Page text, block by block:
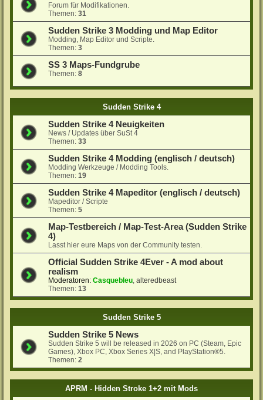
Forum für Modifikationen.
Themen:31
Sudden Strike 3 Modding und Map Editor
Modding, Map Editor und Scripte.
Themen:3
SS 3 Maps-Fundgrube
Themen:8
Sudden Strike 4
Sudden Strike 4 Neuigkeiten
News / Updates über SuSt 4
Themen:33
Sudden Strike 4 Modding (englisch / deutsch)
Modding Werkzeuge / Modding Tools.
Themen:19
Sudden Strike 4 Mapeditor (englisch / deutsch)
Mapeditor / Scripte
Themen:5
Map-Testbereich / Map-Test-Area (Sudden Strike
4)
Lasst hier eure Maps von der Community testen.
Official Sudden Strike 4Ever - A mod about
realism
Moderatoren: Casquebleu,alteredbeast
Themen:13
Sudden Strike 5
Sudden Strike 5 News
Sudden Strike 5 will be released in 2026 on PC (Steam, Epic
Games), Xbox PC, Xbox Series X|S, and PlayStation®5.
Themen:2
APRM - Hidden Stroke 1+2 mit Mods